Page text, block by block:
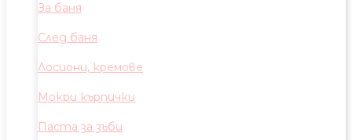
За баня
След баня
Лосиони, кремове
Мокри кърпички
Паста за зъби